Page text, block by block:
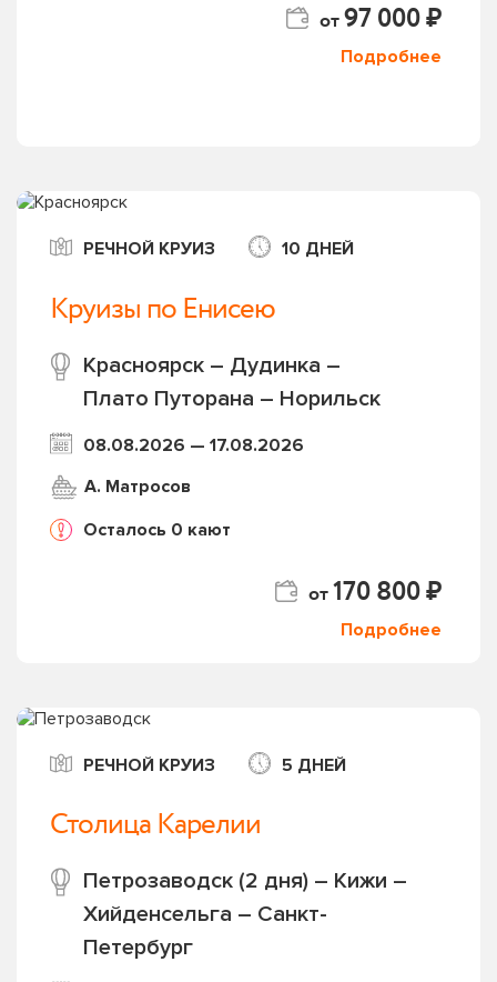
от97 000 ₽
Подробнее
РЕЧНОЙ КРУИЗ 10 ДНЕЙ
Круизы по Енисею
Красноярск – Дудинка –
Плато Путорана – Норильск
08.08.2026 — 17.08.2026
А. Матросов
Осталось 0 кают
от170 800 ₽
Подробнее
РЕЧНОЙ КРУИЗ 5 ДНЕЙ
Столица Карелии
Петрозаводск (2 дня) – Кижи –
Хийденсельга – Санкт-
Петербург